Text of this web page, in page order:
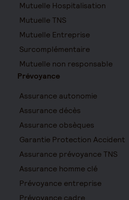
Mutuelle Hospitalisation
Mutuelle TNS
Mutuelle Entreprise
Surcomplémentaire
Mutuelle non responsable
Prévoyance
Assurance autonomie
Assurance décès
Assurance obsèques
Garantie Protection Accident
Assurance prévoyance TNS
Assurance homme clé
Prévoyance entreprise
Prévoyance cadre